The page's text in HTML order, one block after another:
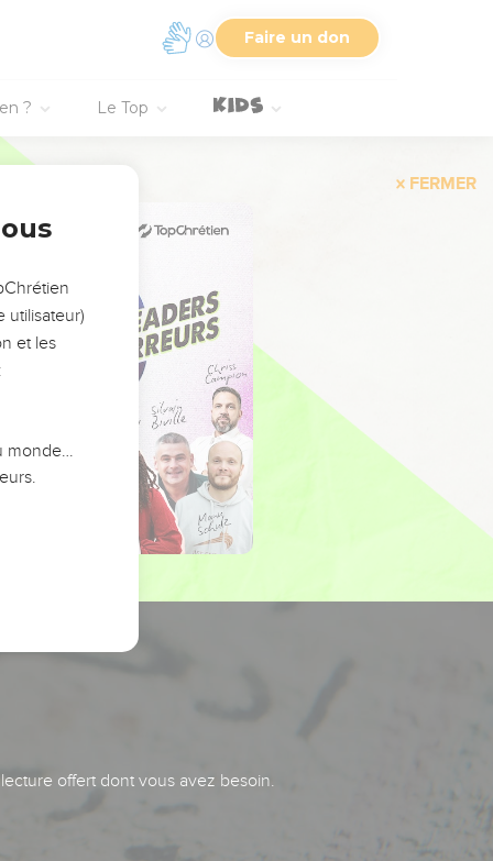
Faire un don
? Le Top
FERMER
offert dont vous avez besoin.
utilisateur)
et les
monde…